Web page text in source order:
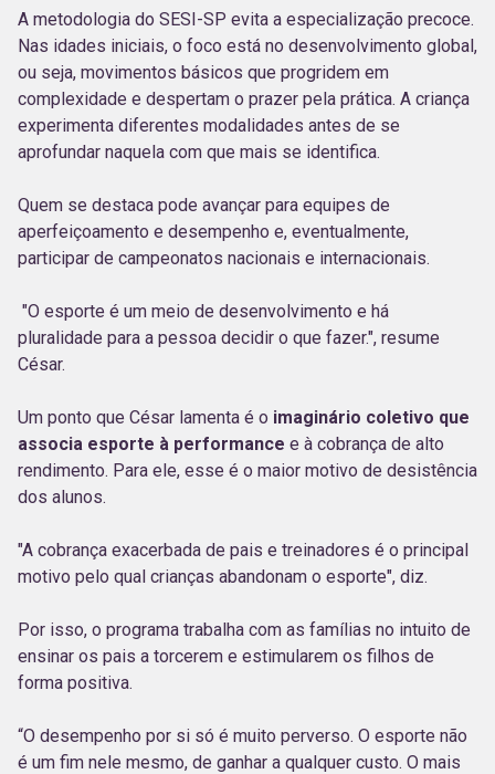
A metodologia do SESI-SP evita a especialização precoce.
Nas idades iniciais, o foco está no desenvolvimento global,
ou seja, movimentos básicos que progridem em
complexidade e despertam o prazer pela prática. A criança
experimenta diferentes modalidades antes de se
aprofundar naquela com que mais se identifica.
Quem se destaca pode avançar para equipes de
aperfeiçoamento e desempenho e, eventualmente,
participar de campeonatos nacionais e internacionais.
"O esporte é um meio de desenvolvimento e há
pluralidade para a pessoa decidir o que fazer.", resume
César.
Um ponto que César lamenta é o imaginário coletivo que
associa esporte à performance e à cobrança de alto
rendimento. Para ele, esse é o maior motivo de desistência
dos alunos.
"A cobrança exacerbada de pais e treinadores é o principal
motivo pelo qual crianças abandonam o esporte", diz.
Por isso, o programa trabalha com as famílias no intuito de
ensinar os pais a torcerem e estimularem os filhos de
forma positiva.
“O desempenho por si só é muito perverso. O esporte não
é um fim nele mesmo, de ganhar a qualquer custo. O mais